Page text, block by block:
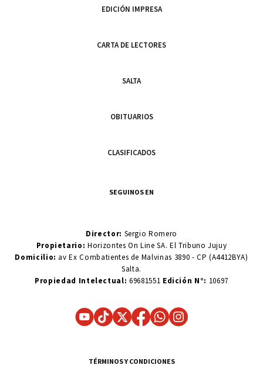
EDICIÓN IMPRESA
CARTA DE LECTORES
SALTA
OBITUARIOS
CLASIFICADOS
SEGUINOS EN
Director: Sergio Romero
Propietario:Horizontes On Line SA. El Tribuno Jujuy
Domicilio: av Ex Combatientes de Malvinas 3890 - CP (A4412BYA)
Salta.
Propiedad Intelectual: 69681551 Edición N°: 10697
TÉRMINOS Y CONDICIONES